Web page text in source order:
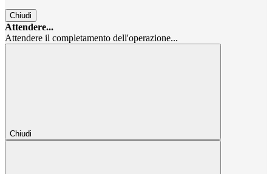
Chiudi
Attendere...
Attendere il completamento dell'operazione...
Chiudi